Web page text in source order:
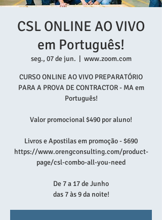
CSL ONLINE AO VIVO
em Português!
seg., 07 de jun. www.zoom.com
CURSO ONLINE AO VIVO PREPARATÓRIO
PARA A PROVA DE CONTRACTOR - MA em
Português!
Valor promocional $490 por aluno!
Livros e Apostilas em promoção - $690
https://www.orengconsulting.com/product-
page/csl-combo-all-you-need
De 7 a 17 de Junho
das 7 às 9 da noite!